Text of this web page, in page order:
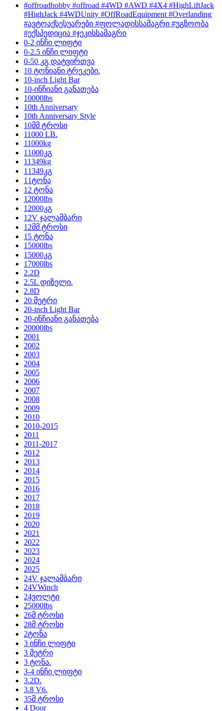
#offroadhobby #offroad #4WD #AWD #4X4 #HighLiftJack
#HighJack #4WDUnity #OffRoadEquipment #Overlanding
#ავტოაქსესუარები #ფოლადისსამაგრი #უგზოობა
#ექსპედიცია #ჯეკისსამაგრი
0-2 ინჩი ლიფტი
0-2.5 ინჩი ლიფტი
0-50 კგ დატვირთვა
10 ტონიანი ტრეკები.
10-inch Light Bar
10-ინჩიანი განათება
10000lbs
10th Anniversary
10th Anniversary Style
10მმ ტროსი
11000 LB.
11000kg
11000კგ
11349kg
11349კგ
11ტონა
12 ტონა
12000lbs
12000კგ
12V ჯალამბარი
12მმ ტროსი
15 ტონა
15000lbs
15000კგ
17000lbs
2.2D
2.5L დიზელი.
2.8D
20 მეტრი
20-inch Light Bar
20-ინჩიანი განათება
20000lbs
2001
2002
2003
2004
2005
2006
2007
2008
2009
2010
2010-2015
2011
2011-2017
2012
2013
2014
2015
2016
2017
2018
2019
2020
2021
2022
2023
2024
2025
24V ჯალამბარი
24VWinch
24ვოლტი
25000lbs
26მ ტროსი
28მ ტროსი
2ტონა
3 ინჩი ლიფტი
3 მეტრი
3 ტონა.
3-4 ინჩი ლიფტი
3.2D.
3.8 V6.
35მ ტროსი
4 Door